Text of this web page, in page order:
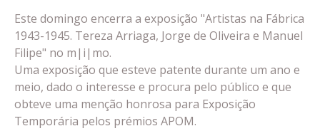
Este domingo encerra a exposição "Artistas na Fábrica
1943-1945. Tereza Arriaga, Jorge de Oliveira e Manuel
Filipe" no m|i|mo.
Uma exposição que esteve patente durante um ano e
meio, dado o interesse e procura pelo público e que
obteve uma menção honrosa para Exposição
Temporária pelos prémios APOM.